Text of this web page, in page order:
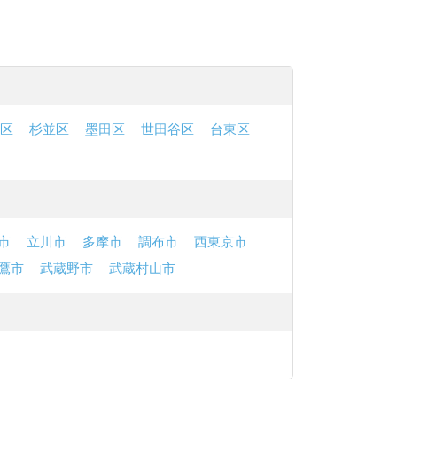
杉並区 墨田区 世田谷区
台東区
立川市 多摩市 調布市
西東京市
市 武蔵野市 武蔵村山市